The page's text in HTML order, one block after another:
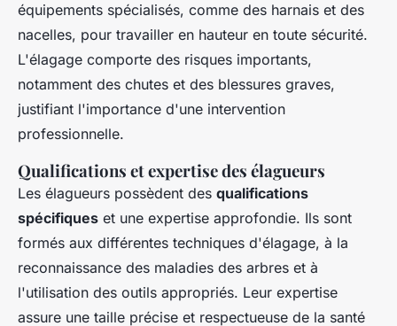
équipements spécialisés, comme des harnais et des
nacelles, pour travailler en hauteur en toute sécurité.
L'élagage comporte des risques importants,
notamment des chutes et des blessures graves,
justifiant l'importance d'une intervention
professionnelle.
Qualifications et expertise des élagueurs
Les élagueurs possèdent des qualifications
spécifiques et une expertise approfondie. Ils sont
formés aux différentes techniques d'élagage, à la
reconnaissance des maladies des arbres et à
l'utilisation des outils appropriés. Leur expertise
assure une taille précise et respectueuse de la santé